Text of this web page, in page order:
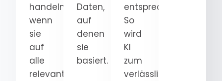
handeln,
wenn
sie
auf
alle
relevanten
Daten,
auf
denen
sie
basiert.
entsprechen.
So
wird
KI
zum
verlässlichen